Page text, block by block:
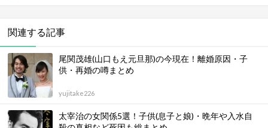
関連する記事
尾関茂雄(山口もえ元旦那)の今現在！離婚原因・子
供・再婚の噂まとめ
yujitake226
太宰治の女関係5選！子供(息子と娘)・晩年や入水自